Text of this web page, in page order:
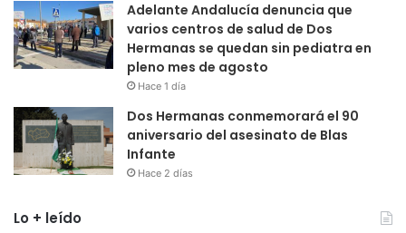
Adelante Andalucía denuncia que
varios centros de salud de Dos
Hermanas se quedan sin pediatra en
pleno mes de agosto
Hace 1 día
Dos Hermanas conmemorará el 90
aniversario del asesinato de Blas
Infante
Hace 2 días
Lo + leído